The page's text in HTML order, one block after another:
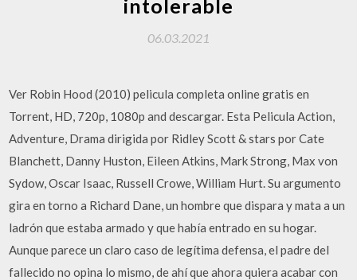
intolerable
06.03.2021
Ver Robin Hood (2010) pelicula completa online gratis en
Torrent, HD, 720p, 1080p and descargar. Esta Pelicula Action,
Adventure, Drama dirigida por Ridley Scott & stars por Cate
Blanchett, Danny Huston, Eileen Atkins, Mark Strong, Max von
Sydow, Oscar Isaac, Russell Crowe, William Hurt. Su argumento
gira en torno a Richard Dane, un hombre que dispara y mata a un
ladrón que estaba armado y que había entrado en su hogar.
Aunque parece un claro caso de legítima defensa, el padre del
fallecido no opina lo mismo, de ahí que ahora quiera acabar con